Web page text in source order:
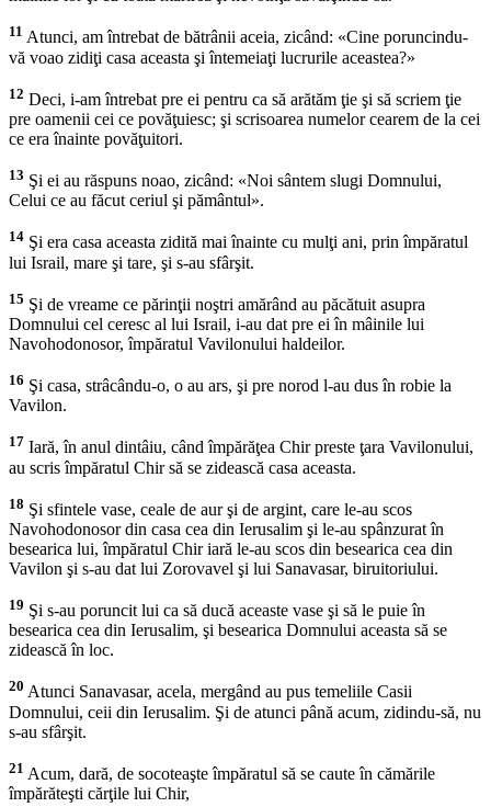
11 Atunci, am întrebat de bătrânii aceia, zicând: «Cine poruncindu-
vă voao zidiţi casa aceasta şi întemeiaţi lucrurile aceastea?»
12 Deci, i-am întrebat pre ei pentru ca să arătăm ţie şi să scriem ţie
pre oamenii cei ce povăţuiesc; şi scrisoarea numelor cearem de la cei
ce era înainte povăţuitori.
13 Şi ei au răspuns noao, zicând: «Noi sântem slugi Domnului,
Celui ce au făcut ceriul şi pământul».
14 Şi era casa aceasta zidită mai înainte cu mulţi ani, prin împăratul
lui Israil, mare şi tare, şi s-au sfârşit.
15 Şi de vreame ce părinţii noştri amărând au păcătuit asupra
Domnului cel ceresc al lui Israil, i-au dat pre ei în mâinile lui
Navohodonosor, împăratul Vavilonului haldeilor.
16 Şi casa, strâcându-o, o au ars, şi pre norod l-au dus în robie la
Vavilon.
17 Iară, în anul dintâiu, când împărăţea Chir preste ţara Vavilonului,
au scris împăratul Chir să se zidească casa aceasta.
18 Şi sfintele vase, ceale de aur şi de argint, care le-au scos
Navohodonosor din casa cea din Ierusalim şi le-au spânzurat în
besearica lui, împăratul Chir iară le-au scos din besearica cea din
Vavilon şi s-au dat lui Zorovavel şi lui Sanavasar, biruitoriului.
19 Şi s-au poruncit lui ca să ducă aceaste vase şi să le puie în
besearica cea din Ierusalim, şi besearica Domnului aceasta să se
zidească în loc.
20 Atunci Sanavasar, acela, mergând au pus temeliile Casii
Domnului, ceii din Ierusalim. Şi de atunci până acum, zidindu-să, nu
s-au sfârşit.
21 Acum, dară, de socoteaşte împăratul să se caute în cămările
împărăteşti cărţile lui Chir,